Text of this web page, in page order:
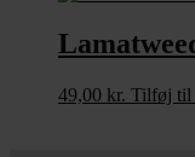
49,00 kr. Tilføj til